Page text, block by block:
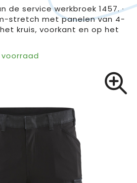
de service werkbroek 1457. ·
stretch met panelen van 4-
kruis, voorkant en op het